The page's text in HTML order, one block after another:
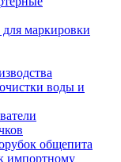
маркировки
воды и
общепита
импортному